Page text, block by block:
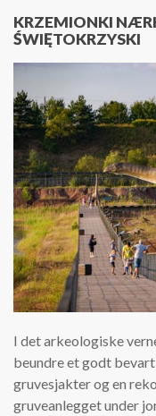
KRZEMIONKI
ŚWIĘTOKRZYSKI
I det arkeologiske
beundre et godt
gruvesjakter og en
gruveanlegget under